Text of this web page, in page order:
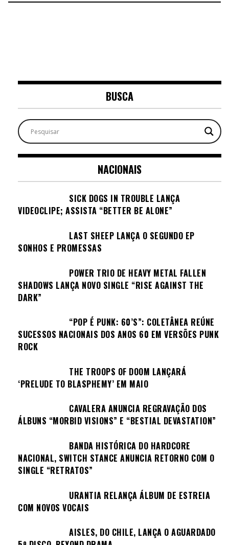
BUSCA
NACIONAIS
SICK DOGS IN TROUBLE LANÇA
VIDEOCLIPE; ASSISTA “BETTER BE ALONE”
LAST SHEEP LANÇA O SEGUNDO EP
SONHOS E PROMESSAS
POWER TRIO DE HEAVY METAL FALLEN
SHADOWS LANÇA NOVO SINGLE “RISE AGAINST THE
DARK”
“POP É PUNK: 60’S”: COLETÂNEA REÚNE
SUCESSOS NACIONAIS DOS ANOS 60 EM VERSÕES PUNK
ROCK
THE TROOPS OF DOOM LANÇARÁ
‘PRELUDE TO BLASPHEMY’ EM MAIO
CAVALERA ANUNCIA REGRAVAÇÃO DOS
ÁLBUNS “MORBID VISIONS” E “BESTIAL DEVASTATION”
BANDA HISTÓRICA DO HARDCORE
NACIONAL, SWITCH STANCE ANUNCIA RETORNO COM O
SINGLE “RETRATOS”
URANTIA RELANÇA ÁLBUM DE ESTREIA
COM NOVOS VOCAIS
AISLES, DO CHILE, LANÇA O AGUARDADO